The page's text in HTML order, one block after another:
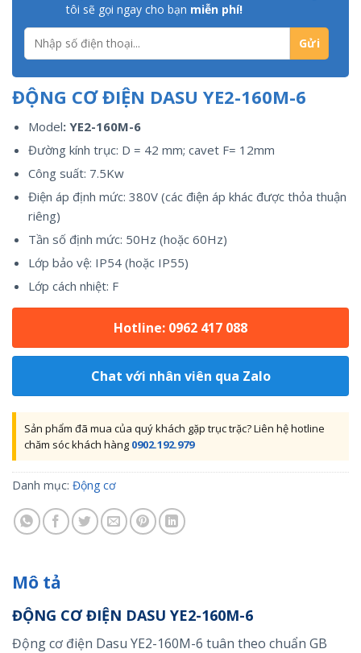
tôi sẽ gọi ngay cho bạn miễn phí!
ĐỘNG CƠ ĐIỆN DASU YE2-160M-6
Model: YE2-160M-6
Đường kính trục: D = 42 mm; cavet F= 12mm
Công suất: 7.5Kw
Điện áp định mức: 380V (các điện áp khác được thỏa thuận
riêng)
Tần số định mức: 50Hz (hoặc 60Hz)
Lớp bảo vệ: IP54 (hoặc IP55)
Lớp cách nhiệt: F
Hotline: 0962 417 088
Chat với nhân viên qua Zalo
Sản phẩm đã mua của quý khách gặp trục trặc? Liên hệ hotline
chăm sóc khách hàng 0902.192.979
Danh mục: Động cơ
Mô tả
ĐỘNG CƠ ĐIỆN DASU YE2-160M-6
Động cơ điện Dasu YE2-160M-6 tuân theo chuẩn GB